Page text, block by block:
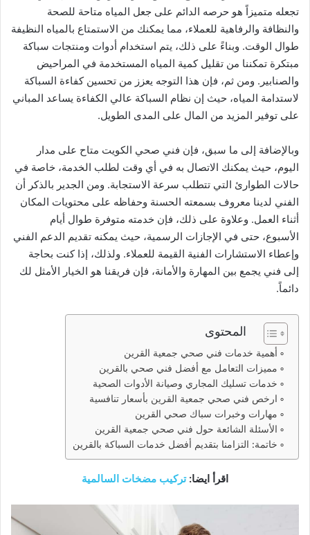
تجعله متميزاً هو حرصه الدائم على جعل المياه متاحة للصحة
والنظافة والرفاهية للعملاء، مما يمكنك من الاستمتاع بالمياه النظيفة
طوال الوقت. وبناءً على ذلك، يتم استخدام أدوات ومنتجات سباكة
مبتكرة تمكننا من تقليل كمية المياه المستخدمة في المراحيض
والصنابير. ومن ثم، فإن هذا التوجه يعزز من تحسين كفاءة السباكة
لاستدامة المياه، حيث إن نظام السباكة عالي الكفاءة يساعد المباني
على توفير المزيد من المال على المدى الطويل.
وبالإضافة إلى ما سبق، فإن فني صحي الكويت متاح على مدار
اليوم، حيث يمكنك الاتصال به في أي وقت لطلب الخدمة، خاصة في
حالات الطوارئ التي تتطلب سرعة الاستجابة. ومن الجدير بالذكر أن
الفني لدينا معروف بسمعته الحسنة وحفاظه على محتويات المكان
أثناء العمل. وعلاوة على ذلك، فإن خدمته متوفرة طوال أيام
الأسبوع، حتى في الإجازات الرسمية، حيث يمكنه تقديم الدعم الفني
وإعطاء الاستشارات الفنية القيمة للعملاء. ولذلك، إذا كنت بحاجة
إلى فني يجمع بين المهارة والأمانة، فإن فريقنا هو الخيار الأمثل لك
دائماً.
المحتوى
أهمية خدمات فني صحي جمعية القرين
مميزات التعامل مع أفضل فني صحي بالقرين
خدمات تسليك المجاري وصيانة الأدوات الصحية
ارخص فني صحي جمعية القرين بأسعار تنافسية
مهارات وخبرات سباك صحي القرين
الأسئلة الشائعة حول فني صحي جمعية القرين
خاتمة: التزامنا بتقديم أفضل خدمات السباكة بالقرين
اقرأ ايضا:تركيب مضخات السالمية